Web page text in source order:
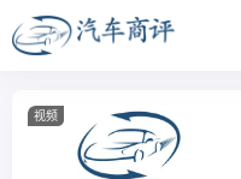
视频